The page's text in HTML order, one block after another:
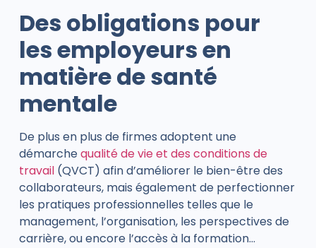
Des obligations pour
les employeurs en
matière de santé
mentale
De plus en plus de firmes adoptent une
démarchequalité de vie et des conditions de
travail(QVCT) afin d’améliorer le bien-être des
collaborateurs, mais également de perfectionner
les pratiques professionnelles telles que le
management, l’organisation, les perspectives de
carrière, ou encore l’accès à la formation…